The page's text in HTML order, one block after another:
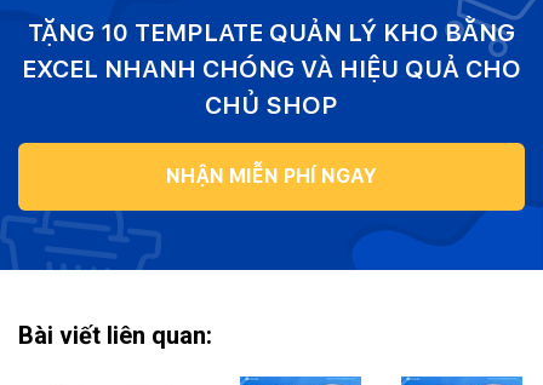
TẶNG 10 TEMPLATE QUẢN LÝ KHO BẰNG
EXCEL NHANH CHÓNG VÀ HIỆU QUẢ CHO
CHỦ SHOP
NHẬN MIỄN PHÍ NGAY
Bài viết liên quan: